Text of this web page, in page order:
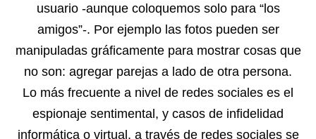
usuario -aunque coloquemos solo para “los
amigos”-. Por ejemplo las fotos pueden ser
manipuladas gráficamente para mostrar cosas que
no son: agregar parejas a lado de otra persona.
Lo más frecuente a nivel de redes sociales es el
espionaje sentimental, y casos de infidelidad
informática o virtual, a través de redes sociales se